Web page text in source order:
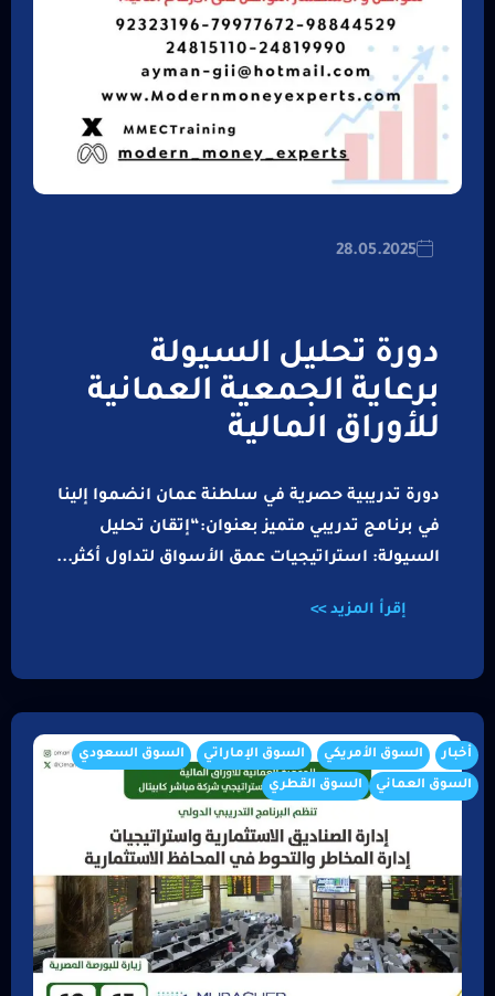
28.05.2025
دورة تحليل السيولة
برعاية الجمعية العمانية
للأوراق المالية
دورة تدريبية حصرية في سلطنة عمان انضموا إلينا
في برنامج تدريبي متميز بعنوان:“إتقان تحليل
السيولة: استراتيجيات عمق الأسواق لتداول أكثر...
إقرأ المزيد >>
أخبار السوق الأمريكي السوق الإماراتي السوق السعودي
السوق العماني السوق القطري